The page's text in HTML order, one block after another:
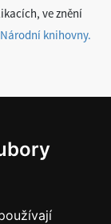
ve znění
knihovny.